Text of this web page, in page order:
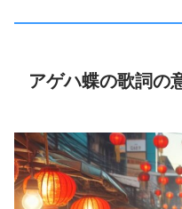
アゲハ蝶の歌詞の